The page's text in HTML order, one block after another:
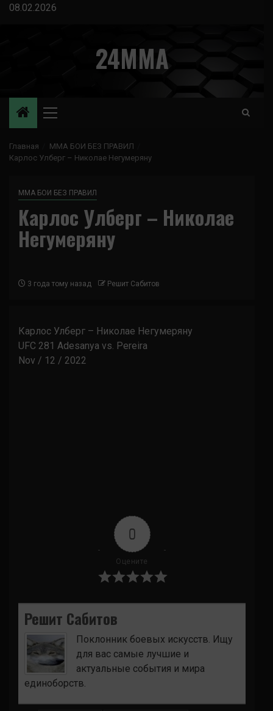
Перейти
08.02.2026
24MMA
Основное
Главная
ММА БОИ БЕЗ ПРАВИЛ
Карлос Улберг – Николае Негумеряну
ММА БОИ БЕЗ ПРАВИЛ
Карлос Улберг – Николае
Негумеряну
3 года тому назад Решит Сабитов
Карлос Улберг – Николае Негумеряну
UFC 281 Adesanya vs. Pereira
Nov / 12 / 2022
0
Оцените
Решит Сабитов
Поклонник боевых искусств. Ищу
для вас самые лучшие и
актуальные события и мира
единоборств.